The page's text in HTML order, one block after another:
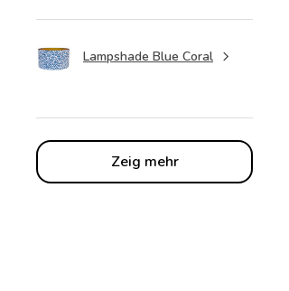
Lampshade Blue Coral
Zeig mehr